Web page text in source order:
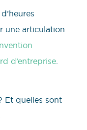
une articulation
d’entreprise
Et quelles sont